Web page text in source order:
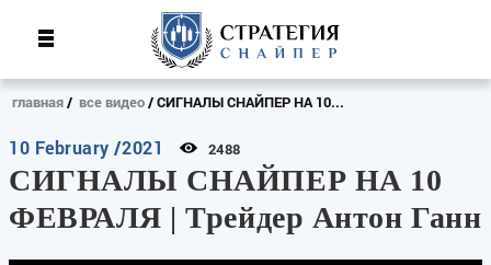
главная все видео СИГНАЛЫ СНАЙПЕР НА 10...
10 February /2021 2488
СИГНАЛЫ СНАЙПЕР НА 10
ФЕВРАЛЯ | Трейдер Антон Ганн